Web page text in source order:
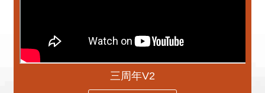
三周年V2